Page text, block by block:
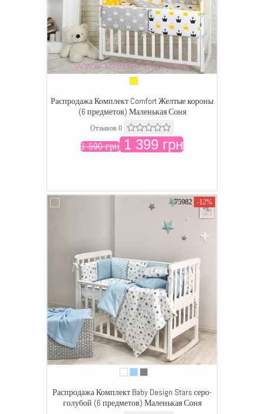
Распродажа Комплект Comfort Желтые короны
(6 предметов) Маленькая Соня
Отзывов 0
1 590 грн 1 399 грн
75982 -12%
Распродажа Комплект Baby Design Stars серо-
голубой (6 предметов) Маленькая Соня